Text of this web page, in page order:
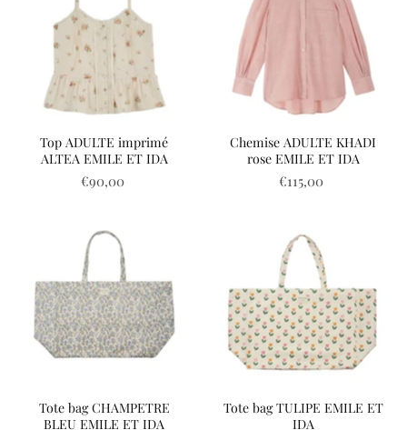
Top ADULTE imprimé
ALTEA EMILE ET IDA
€90,00
Chemise ADULTE KHADI
rose EMILE ET IDA
€115,00
Tote bag CHAMPETRE
BLEU EMILE ET IDA
Tote bag TULIPE EMILE ET
IDA